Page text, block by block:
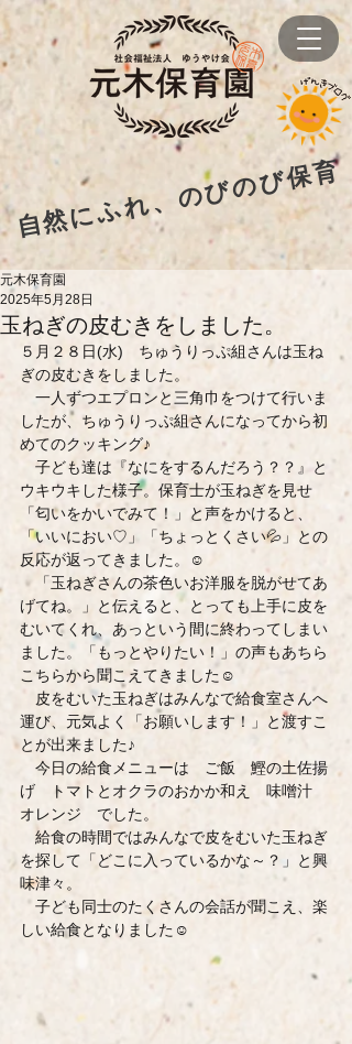
自然にふれ、のびのび保育
玉ねぎの皮むきをしました。
元木保育園
2025年5月28日
５月２８日(水)　ちゅうりっぷ組さんは玉ね
ぎの皮むきをしました。
一人ずつエプロンと三角巾をつけて行いま
したが、ちゅうりっぷ組さんになってから初
めてのクッキング♪
子ども達は『なにをするんだろう？？』と
ウキウキした様子。保育士が玉ねぎを見せ
「匂いをかいでみて！」と声をかけると、
「いいにおい♡」「ちょっとくさい💦」との
反応が返ってきました。☺
「玉ねぎさんの茶色いお洋服を脱がせてあ
げてね。」と伝えると、とっても上手に皮を
むいてくれ、あっという間に終わってしまい
ました。「もっとやりたい！」の声もあちら
こちらから聞こえてきました☺
皮をむいた玉ねぎはみんなで給食室さんへ
運び、元気よく「お願いします！」と渡すこ
とが出来ました♪
今日の給食メニューは　ご飯　鰹の土佐揚
げ　トマトとオクラのおかか和え　味噌汁
オレンジ　でした。
給食の時間ではみんなで皮をむいた玉ねぎ
を探して「どこに入っているかな～？」と興
味津々。
子ども同士のたくさんの会話が聞こえ、楽
しい給食となりました☺